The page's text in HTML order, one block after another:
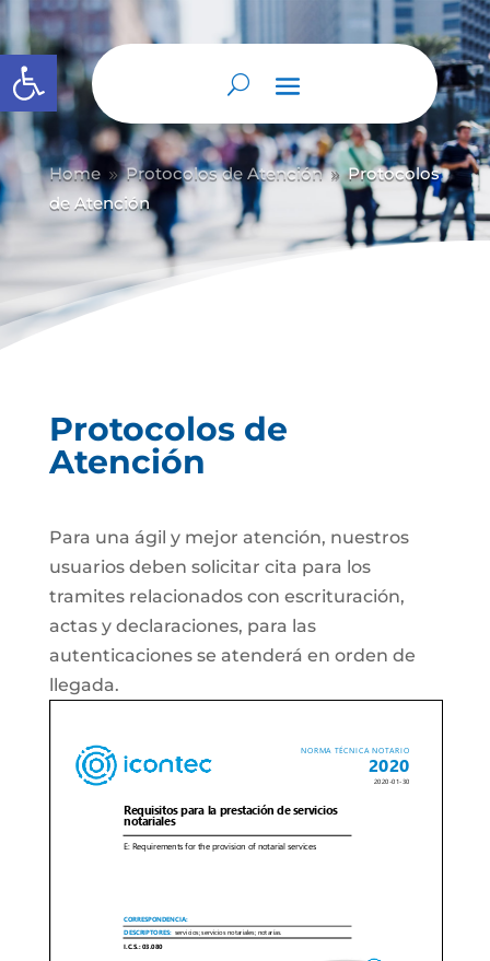
Abrir barra de herramientas
Home 9 Protocolos de Atención 9 Protocolos
de Atención
Protocolos de
Atención
Para una ágil y mejor atención, nuestros
usuarios deben solicitar cita para los
tramites relacionados con escrituración,
actas y declaraciones, para las
autenticaciones se atenderá en orden de
llegada.